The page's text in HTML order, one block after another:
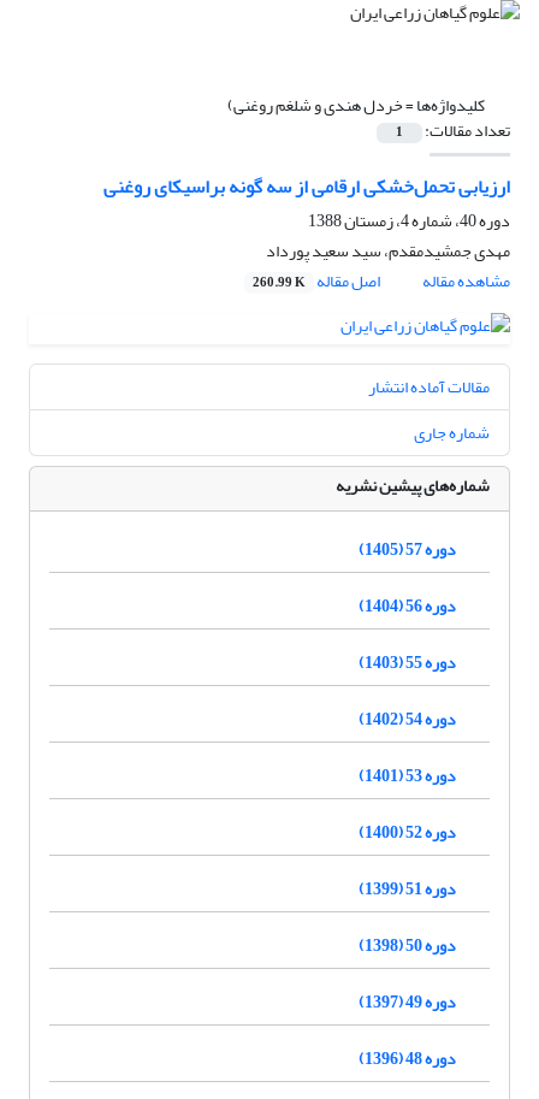
کلیدواژه‌ها =خردل هندی و شلغم روغنی)
تعداد مقالات: 1
ارزیابی تحمل‌خشکی ارقامی از سه گونه براسیکای روغنی
دوره 40، شماره 4، زمستان 1388
مهدی جمشیدمقدم، سید سعید پورداد
مشاهده مقاله
اصل مقاله 260.99 K
مقالات آماده انتشار
شماره جاری
شماره‌های پیشین نشریه
دوره 57 (1405)
دوره 56 (1404)
دوره 55 (1403)
دوره 54 (1402)
دوره 53 (1401)
دوره 52 (1400)
دوره 51 (1399)
دوره 50 (1398)
دوره 49 (1397)
دوره 48 (1396)